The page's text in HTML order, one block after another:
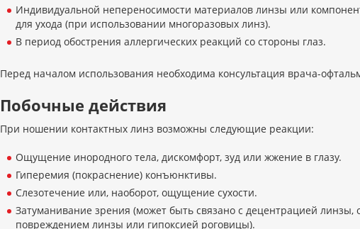
Индивидуальной непереносимости материалов линзы или
для ухода (при использовании многоразовых линз).
В период обострения аллергических реакций со стороны глаз.
Перед началом использования необходима консультация врача-
Побочные действия
При ношении контактных линз возможны следующие реакции:
Ощущение инородного тела, дискомфорт, зуд или жжение в глазу.
Гиперемия (покраснение) конъюнктивы.
Слезотечение или, наоборот, ощущение сухости.
Затуманивание зрения (может быть связано с децентрацией линзы,
повреждением линзы или гипоксией роговицы).